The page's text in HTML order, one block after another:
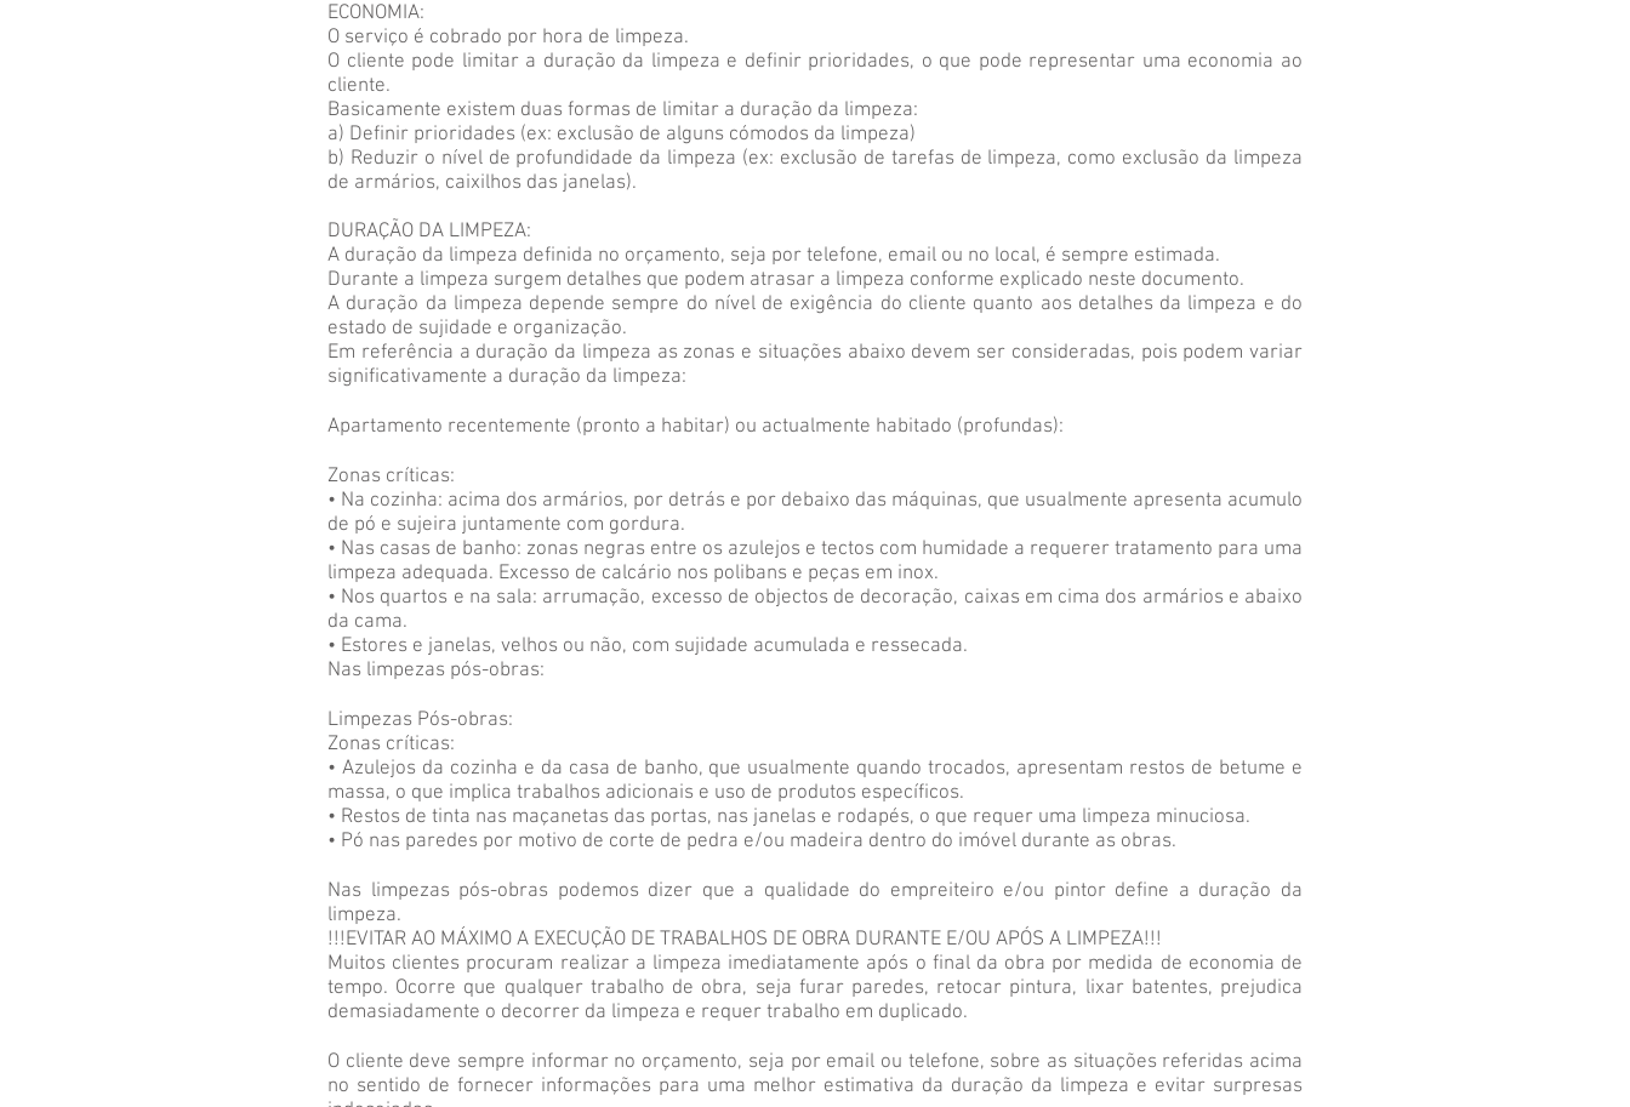
ECONOMIA:
O serviço é cobrado por hora de limpeza.
O cliente pode limitar a duração da limpeza e definir prioridades, o que pode representar uma economia ao
cliente.
Basicamente existem duas formas de limitar a duração da limpeza:
a) Definir prioridades (ex: exclusão de alguns cómodos da limpeza)
b) Reduzir o nível de profundidade da limpeza (ex: exclusão de tarefas de limpeza, como exclusão da limpeza
de armários, caixilhos das janelas).
DURAÇÃO DA LIMPEZA:
A duração da limpeza definida no orçamento, seja por telefone, email ou no local, é sempre estimada.
Durante a limpeza surgem detalhes que podem atrasar a limpeza conforme explicado neste documento.
A duração da limpeza depende sempre do nível de exigência do cliente quanto aos detalhes da limpeza e do
estado de sujidade e organização.
Em referência a duração da limpeza as zonas e situações abaixo devem ser consideradas, pois podem variar
significativamente a duração da limpeza:
Apartamento recentemente (pronto a habitar) ou actualmente habitado (profundas):
Zonas críticas:
• Na cozinha: acima dos armários, por detrás e por debaixo das máquinas, que usualmente apresenta acumulo
de pó e sujeira juntamente com gordura.
• Nas casas de banho: zonas negras entre os azulejos e tectos com humidade a requerer tratamento para uma
limpeza adequada. Excesso de calcário nos polibans e peças em inox.
• Nos quartos e na sala: arrumação, excesso de objectos de decoração, caixas em cima dos armários e abaixo
da cama.
• Estores e janelas, velhos ou não, com sujidade acumulada e ressecada.
Nas limpezas pós-obras:
Limpezas Pós-obras:
Zonas críticas:
• Azulejos da cozinha e da casa de banho, que usualmente quando trocados, apresentam restos de betume e
massa, o que implica trabalhos adicionais e uso de produtos específicos.
• Restos de tinta nas maçanetas das portas, nas janelas e rodapés, o que requer uma limpeza minuciosa.
• Pó nas paredes por motivo de corte de pedra e/ou madeira dentro do imóvel durante as obras.
Nas limpezas pós-obras podemos dizer que a qualidade do empreiteiro e/ou pintor define a duração da
limpeza.
!!!EVITAR AO MÁXIMO A EXECUÇÃO DE TRABALHOS DE OBRA DURANTE E/OU APÓS A LIMPEZA!!!
Muitos clientes procuram realizar a limpeza imediatamente após o final da obra por medida de economia de
tempo. Ocorre que qualquer trabalho de obra, seja furar paredes, retocar pintura, lixar batentes, prejudica
demasiadamente o decorrer da limpeza e requer trabalho em duplicado.
O cliente deve sempre informar no orçamento, seja por email ou telefone, sobre as situações referidas acima
no sentido de fornecer informações para uma melhor estimativa da duração da limpeza e evitar surpresas